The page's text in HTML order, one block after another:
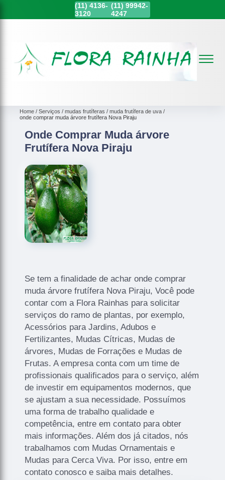
(11) 4136-
3120
(11)99942-
4247
Home Serviços mudas frutíferas
muda frutífera de uva
onde comprar muda árvore frutífera Nova Piraju
Onde Comprar Muda árvore
Frutífera Nova Piraju
Se tem a finalidade de achar onde comprar
muda árvore frutífera Nova Piraju, Você pode
contar com a Flora Rainhas para solicitar
serviços do ramo de plantas, por exemplo,
Acessórios para Jardins, Adubos e
Fertilizantes, Mudas Cítricas, Mudas de
árvores, Mudas de Forrações e Mudas de
Frutas. A empresa conta com um time de
profissionais qualificados para o serviço, além
de investir em equipamentos modernos, que
se ajustam a sua necessidade. Possuímos
uma forma de trabalho qualidade e
competência, entre em contato para obter
mais informações. Além dos já citados, nós
trabalhamos com Mudas Ornamentais e
Mudas para Cerca Viva. Por isso, entre em
contato conosco e saiba mais detalhes.